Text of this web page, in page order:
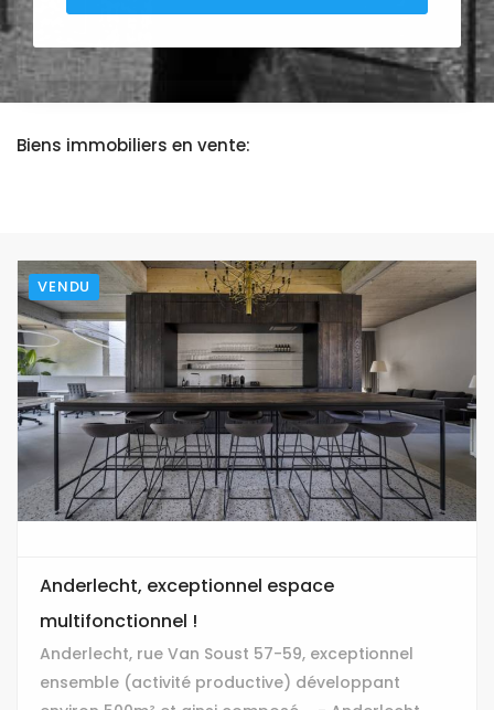
Biens immobiliers en vente:
VENDU
Anderlecht, exceptionnel espace
multifonctionnel !
Anderlecht, rue Van Soust 57-59, exceptionnel
ensemble (activité productive) développant